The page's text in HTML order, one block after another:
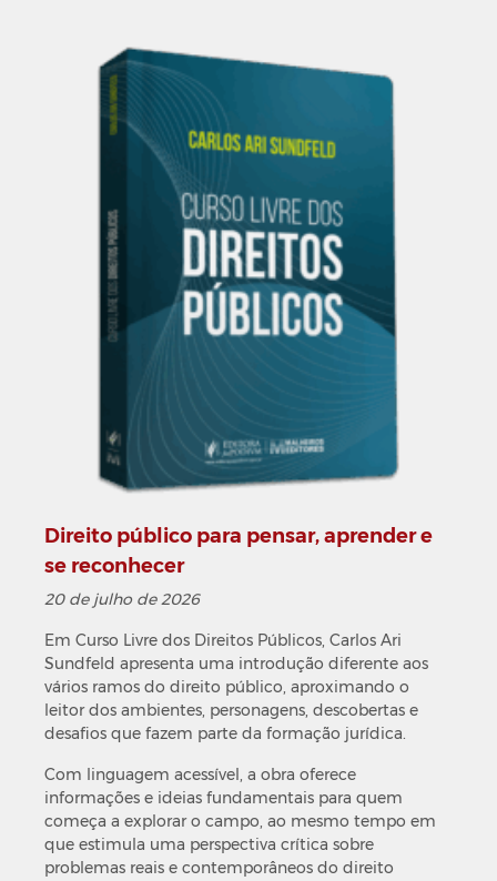
Direito público para pensar, aprender e
se reconhecer
20 de julho de 2026
Em Curso Livre dos Direitos Públicos, Carlos Ari
Sundfeld apresenta uma introdução diferente aos
vários ramos do direito público, aproximando o
leitor dos ambientes, personagens, descobertas e
desafios que fazem parte da formação jurídica.
Com linguagem acessível, a obra oferece
informações e ideias fundamentais para quem
começa a explorar o campo, ao mesmo tempo em
que estimula uma perspectiva crítica sobre
problemas reais e contemporâneos do direito